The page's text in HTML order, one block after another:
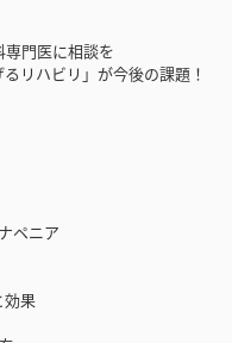
門医に相談を
リハビリ」が今後の課題！
ペニア
果